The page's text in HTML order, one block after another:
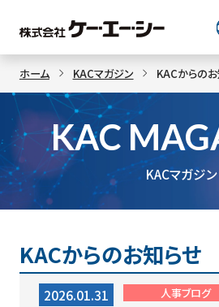
ホーム KACマガジン KACからの
KAC
KACマガジン
KACからのお知らせ
2026.01.31 人事ブログ